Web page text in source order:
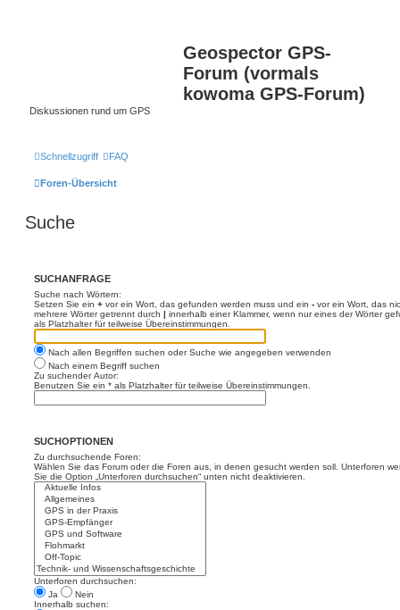
Geospector GPS-
Forum (vormals
kowoma GPS-Forum)
Diskussionen rund um GPS
Schnellzugriff FAQ
Foren-Übersicht
Suche
SUCHANFRAGE
Suche nach Wörtern:
Setzen Sie ein + vor ein Wort, das gefunden werden muss und ein - vor ein Wort, das
mehrere Wörter getrennt durch | innerhalb einer Klammer, wenn nur eines der Wörter
als Platzhalter für teilweise Übereinstimmungen.
Nach allen Begriffen suchen oder Suche wie angegeben verwenden
Nach einem Begriff suchen
Zu suchender Autor:
Benutzen Sie ein * als Platzhalter für teilweise Übereinstimmungen.
SUCHOPTIONEN
Zu durchsuchende Foren:
Wählen Sie das Forum oder die Foren aus, in denen gesucht werden soll. Unterforen
Sie die Option „Unterforen durchsuchen“ unten nicht deaktivieren.
Unterforen durchsuchen:
Ja
Nein
Innerhalb suchen: